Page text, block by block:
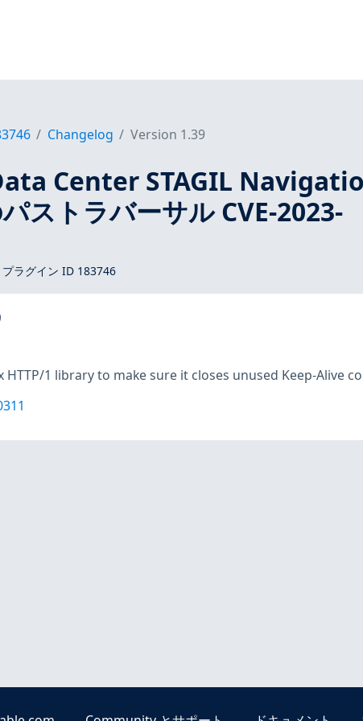
Changelog Version 1.39
Center STAGIL
ストラバーサル CVE-2023-
ラグイン ID 183746
HTTP/1 library to make sure it closes unused Keep-Alive